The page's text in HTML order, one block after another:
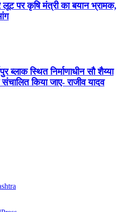
लूट पर कृषि मंत्री का बयान भ्रामक,
ब्लाक स्थित निर्माणाधीन सौ शैय्या
किया जाए- राजीव यादव